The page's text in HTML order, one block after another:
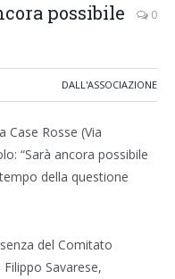
possibile
0
DALL'ASSOCIAZIONE
Case Rosse (Via
“Sarà ancora possibile
della questione
del Comitato
Savarese,